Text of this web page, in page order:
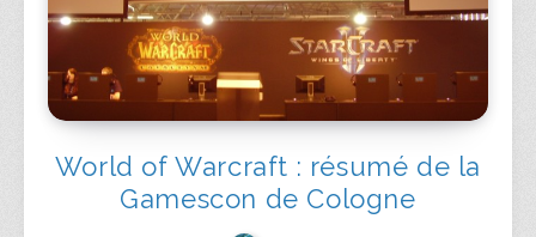
World of Warcraft : résumé de la
Gamescon de Cologne